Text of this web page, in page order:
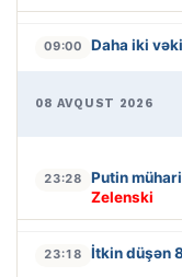
09:00 Daha iki
08 AVQUST 2026
23:28 Putin
Zelenski
23:18 İtkin düşən